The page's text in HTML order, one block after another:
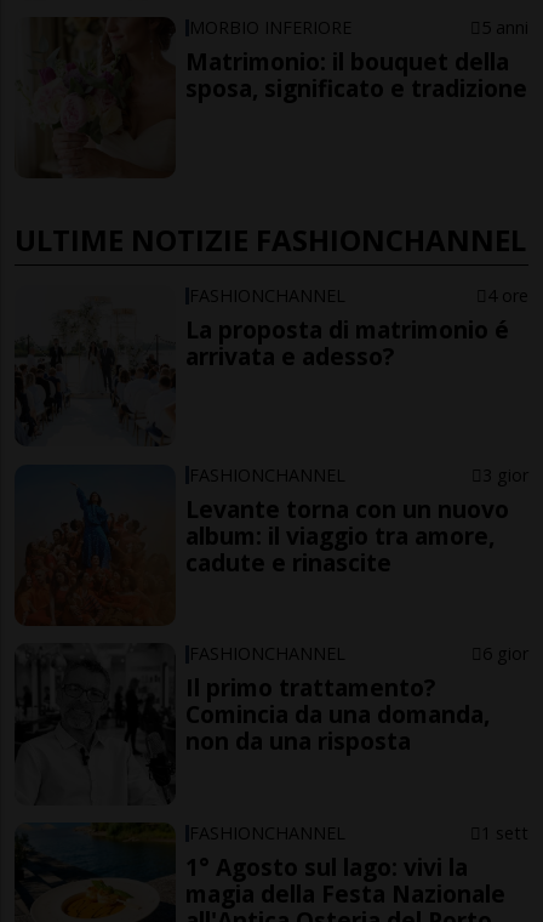
MORBIO INFERIORE 5 anni
Matrimonio: il bouquet della
sposa, significato e tradizione
ULTIME NOTIZIE FASHIONCHANNEL
FASHIONCHANNEL 4 ore
La proposta di matrimonio é
arrivata e adesso?
FASHIONCHANNEL 3 gior
Levante torna con un nuovo
album: il viaggio tra amore,
cadute e rinascite
FASHIONCHANNEL 6 gior
Il primo trattamento?
Comincia da una domanda,
non da una risposta
FASHIONCHANNEL 1 sett
1° Agosto sul lago: vivi la
magia della Festa Nazionale